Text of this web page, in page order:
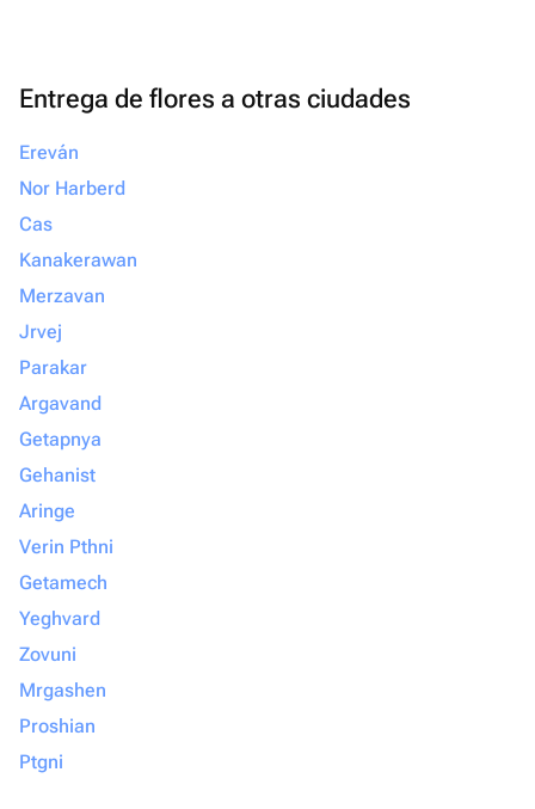
Entrega de flores a otras ciudades
Ereván
Nor Harberd
Cas
Kanakerawan
Merzavan
Jrvej
Parakar
Argavand
Getapnya
Gehanist
Aringe
Verin Pthni
Getamech
Yeghvard
Zovuni
Mrgashen
Proshian
Ptgni